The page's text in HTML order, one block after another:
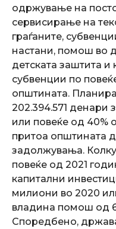
одржување на
сервисирање на
граѓаните,
настани, помош во
детската заштита и
субвенции по
општината.
202.394.571 денари
или повеќе од 40%
притоа општината
задолжувања.
повеќе од 2021
капитални
милиони во 2020
владина помош од
Споредбено,